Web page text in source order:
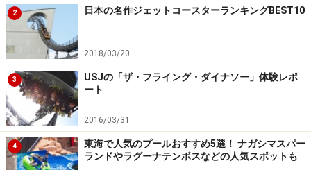
■サンリオピューロランド(東京都多摩市)
【キティちゃんと学ぼう！日本文化】
・2008年12月28日(日)～2009年1月4日(日)
・2009年1月10日(土)～25日(日)の土日祝
キティちゃんと日本舞踊、いけばな、和物手作りなど。
【ニューイヤーフェスタ2009】
・2008年12月26日(金)～2009年1月13日(火)
キャラクターたちの着物姿やお正月メニューなど。
→詳しくはこちら の「最新ニュース」から。
2 日本の名作ジェットコースターランキングBEST10
2018/03/20
3
USJの「ザ・フライング・ダイナソー」体験レポ
ート
2016/03/31
4
東海で人気のプールおすすめ5選！ ナガシマスパー
ランドやラグーナテンボスなどの人気スポットも